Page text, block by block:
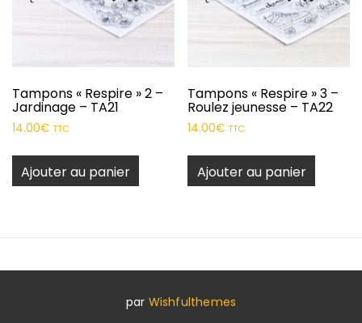
Tampons « Respire » 2 –
Jardinage – TA21
14.00€ TTC
Ajouter au panier
Tampons « Respire » 3 –
Roulez jeunesse – TA22
14.00€ TTC
Ajouter au panier
par Wishfulthemes